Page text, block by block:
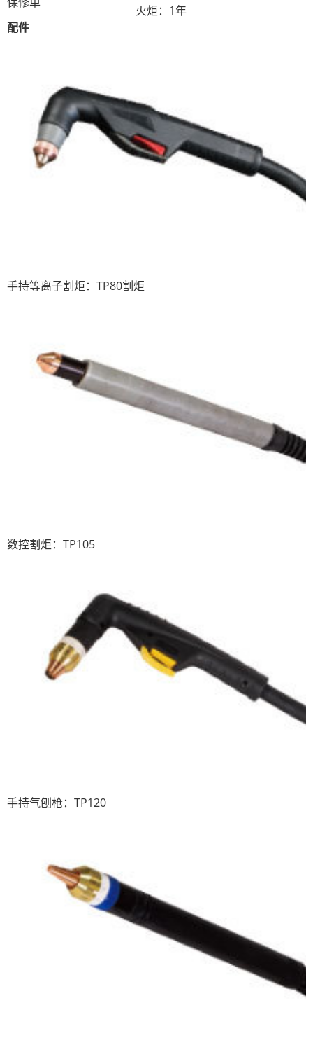
火炬：1年
配件
手持等离子割炬：TP80割炬
数控割炬：TP105
手持气刨枪：TP120